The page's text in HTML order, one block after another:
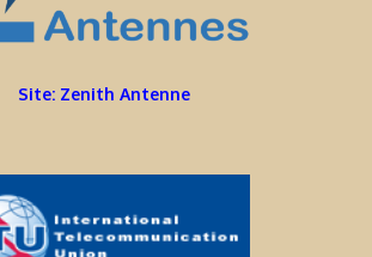
Site: Zenith Antenne